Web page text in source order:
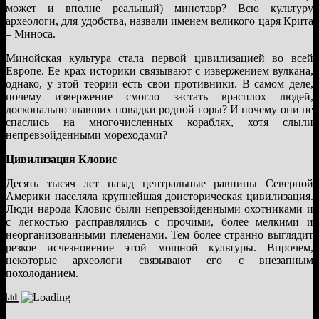
может и вполне реальный) минотавр? Всю культуру
археологи, для удобства, назвали именем великого царя Крита
– Миноса.
Минойская культура стала первой цивилизацией во всей
Европе. Ее крах историки связывают с извержением вулкана,
однако, у этой теории есть свои противники. В самом деле,
почему извержение смогло застать врасплох людей,
досконально знавших повадки родной горы? И почему они не
спаслись на многочисленных кораблях, хотя слыли
непревзойденными мореходами?
Цивилизация Кловис
Десять тысяч лет назад центральные равнины Северной
Америки населяла крупнейшая доисторическая цивилизация.
Люди народа Кловис были непревзойденными охотниками и
с легкостью расправлялись с прочими, более мелкими и
неорганизованными племенами. Тем более странно выглядит
резкое исчезновение этой мощной культуры. Впрочем,
некоторые археологи связывают его с внезапным
похолоданием.